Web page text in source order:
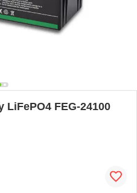
FEG-24100